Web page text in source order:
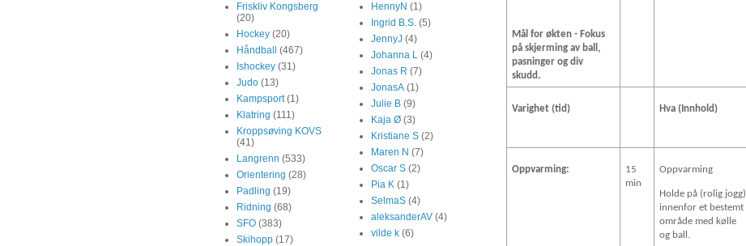
Mål for økten - Fokus
på skjerming av ball,
pasninger og div
skudd.
Varighet (tid) Hva (Innhold)
Oppvarming:
15
min
Oppvarming
Holde på (rolig jogg)
innenfor et bestemt
område med kølle
og ball.
Friskliv Kongsberg
(20)
Hockey (20)
Håndball
(467)
Ishockey (31)
Judo (13)
Kampsport (1)
Klatring (111)
Kroppsøving KOVS
(41)
Langrenn (533)
Orientering (28)
Padling (19)
Ridning (68)
SFO (383)
Skihopp (17)
HennyN (1)
Ingrid B.S. (5)
JennyJ (4)
Johanna L (4)
Jonas R (7)
JonasA (1)
Julie B (9)
Kaja Ø (3)
Kristiane S (2)
Maren N (7)
Oscar S (2)
Pia K (1)
SelmaS (4)
aleksanderAV (4)
vilde k (6)